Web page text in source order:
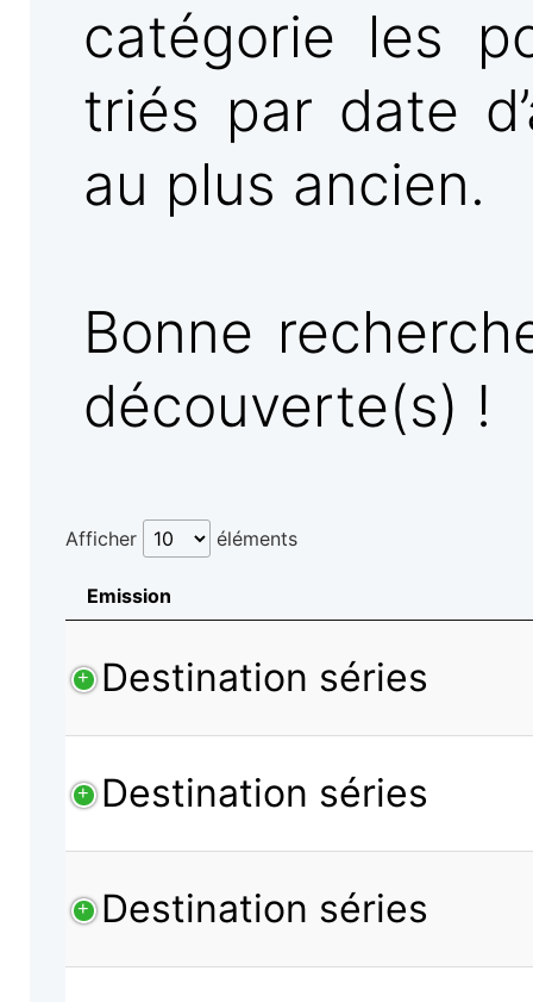
catégorie les
triés par date
au plus ancien.
Bonne
découverte(s) !
Afficher éléments
Emission
Destination séries
Destination séries
Destination séries